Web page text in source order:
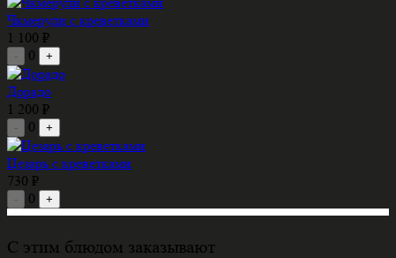
Чкмерули с креветками
1 100 ₽
- 0 +
Дорадо
1 200 ₽
- 0 +
Цезарь с креветками
730 ₽
- 0 +
С этим блюдом заказывают